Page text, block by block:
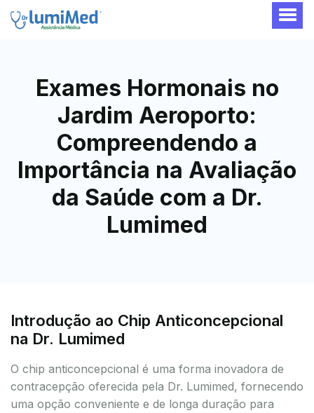
Exames Hormonais no
Jardim Aeroporto:
Compreendendo a
Importância na Avaliação
da Saúde com a Dr.
Lumimed
Introdução ao Chip Anticoncepcional
na Dr. Lumimed
O chip anticoncepcional é uma forma inovadora de
contracepção oferecida pela Dr. Lumimed, fornecendo
uma opção conveniente e de longa duração para